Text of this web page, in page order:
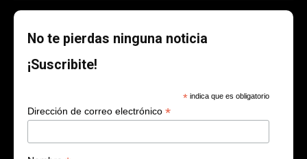
No te pierdas ninguna noticia
¡Suscribite!
* indica que es obligatorio
Dirección de correo electrónico *